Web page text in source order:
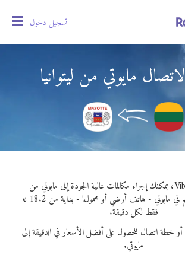
تسجيل دخول
مايوتي من ليتوانيا
باستخدام Viber Out، يمكنك إجراء مكالمات عالية الجودة إلى مايوتي من
اتصل بأي رقم في مايوتي - هاتف أرضي أو محمول! - بداية من 18.2 ¢
فقط لكل دقيقة.
خطة اتصال للحصول على أفضل الأسعار في الدقيقة إلى
مايوتي.